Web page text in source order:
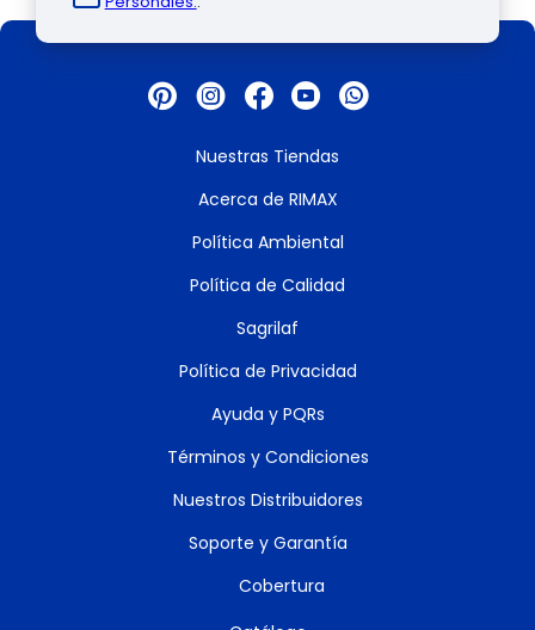
Nuestras Tiendas
Acerca de RIMAX
Política Ambiental
Política de Calidad
Sagrilaf
Política de Privacidad
Ayuda y PQRs
Términos y Condiciones
Nuestros Distribuidores
Soporte y Garantía
Cobertura